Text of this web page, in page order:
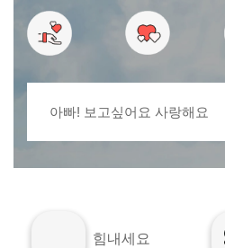
아빠! 보고싶어요 사랑해요
힘내세요